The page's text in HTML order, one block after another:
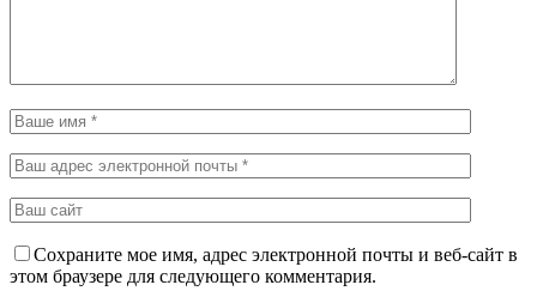
Сохраните мое имя, адрес электронной почты и веб-сайт в
этом браузере для следующего комментария.